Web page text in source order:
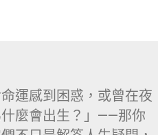
運感到困惑，或曾在夜
麼會出生？」——那你